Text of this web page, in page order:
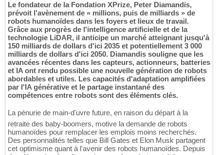
Le fondateur de la Fondation XPrize, Peter Diamandis,
prévoit l'avènement de « millions, puis de milliards » de
robots humanoïdes dans les foyers et lieux de travail.
Grâce aux progrès de l'intelligence artificielle et de la
technologie LiDAR, il anticipe un marché atteignant jusqu'à
150 milliards de dollars d'ici 2035 et potentiellement 3 000
milliards de dollars d'ici 2050. Diamandis souligne que les
avancées récentes dans les capteurs, actionneurs, batteries
et IA ont rendu possible une nouvelle génération de robots
abordables et utiles. Les capacités d'adaptation amplifiées
par l'IA générative et le partage instantané des
compétences entre robots sont des éléments clés.
La pénurie de main-d'uvre future, en raison du départ à la
retraite des baby-boomers, motive la demande de robots
humanoïdes pour remplacer les emplois moins recherchés.
Des personnalités telles que Bill Gates et Elon Musk partagent
cet optimisme quant à l'avenir des robots humanoïdes. Depuis